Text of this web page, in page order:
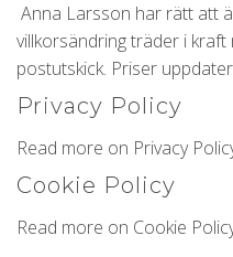
Anna Larsson har rätt att
villkorsändring träder i
postutskick. Priser
Privacy Policy
Read more on Privacy
Cookie Policy
Read more on Cookie